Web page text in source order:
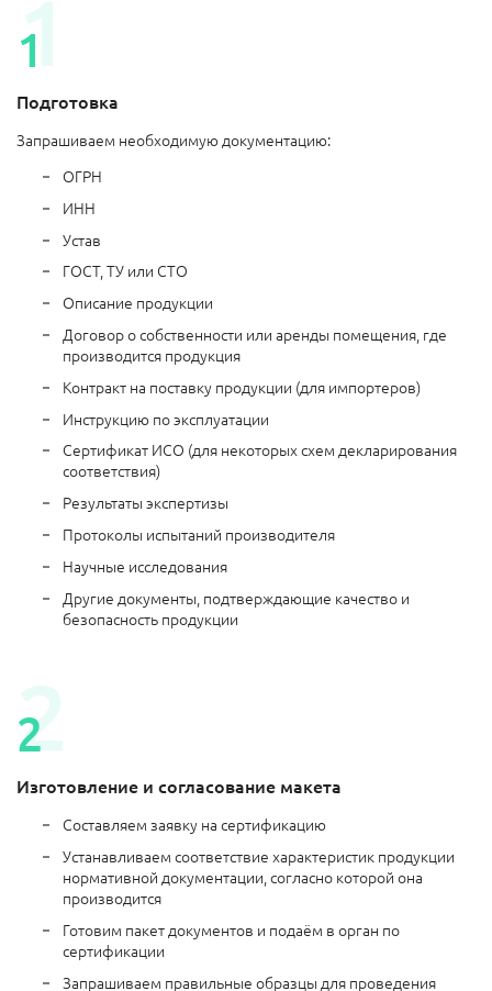
Подготовка
Запрашиваем необходимую документацию:
ОГРН
ИНН
Устав
ГОСТ, ТУ или СТО
Описание продукции
Договор о собственности или аренды помещения, где
производится продукция
Контракт на поставку продукции (для импортеров)
Инструкцию по эксплуатации
Сертификат ИСО (для некоторых схем декларирования
соответствия)
Результаты экспертизы
Протоколы испытаний производителя
Научные исследования
Другие документы, подтверждающие качество и
безопасность продукции
Изготовление и согласование макета
Составляем заявку на сертификацию
Устанавливаем соответствие характеристик продукции
нормативной документации, согласно которой она
производится
Готовим пакет документов и подаём в орган по
сертификации
Запрашиваем правильные образцы для проведения